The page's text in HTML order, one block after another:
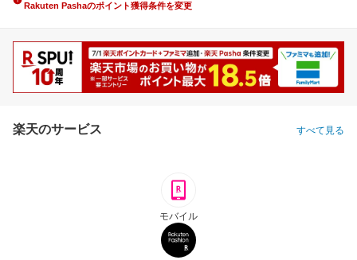
Rakuten Pashaのポイント獲得条件を変更
楽天のサービス すべて見る
モバイル